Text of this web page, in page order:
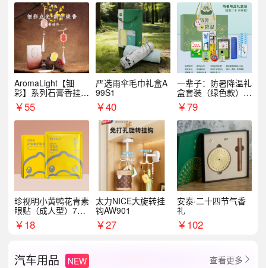
AromaLight【钿
彩】系列石膏香挂
（代发香味随机）
￥55
严选雨伞毛巾礼盒A
99S1
￥40
一辈子：防暑降温礼
盒套装（绿色款）支
持自由搭配
￥79
珍视明小黄鸭花青素
眼贴（成人型）7对/
盒
￥18
太力NICE大旋转挂
钩AW901
￥27
安泰·二十四节气香
礼
￥102
汽车用品 NEW 查看更多 